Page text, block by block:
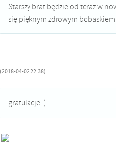
Starszy brat będzie od teraz w
się pięknym zdrowym
(2018-04-02 22:38)
gratulacje :)